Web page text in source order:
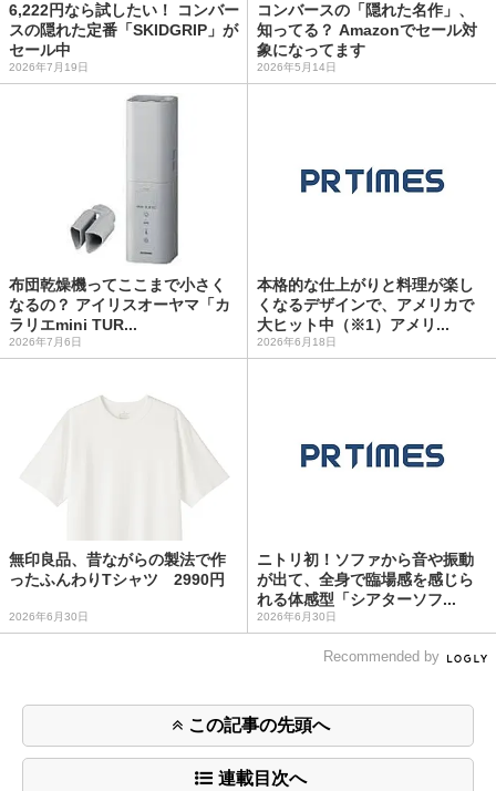
6,222円なら試したい！ コンバー
スの隠れた定番「SKIDGRIP」が
セール中
2026年7月19日
コンバースの「隠れた名作」、
知ってる？ Amazonでセール対
象になってます
2026年5月14日
布団乾燥機ってここまで小さく
なるの？ アイリスオーヤマ「カ
ラリエmini TUR...
2026年7月6日
本格的な仕上がりと料理が楽し
くなるデザインで、アメリカで
大ヒット中（※1）アメリ...
2026年6月18日
無印良品、昔ながらの製法で作
ったふんわりTシャツ 2990円
2026年6月30日
ニトリ初！ソファから音や振動
が出て、全身で臨場感を感じら
れる体感型「シアターソフ...
2026年6月30日
Recommended by
この記事の先頭へ
連載目次へ